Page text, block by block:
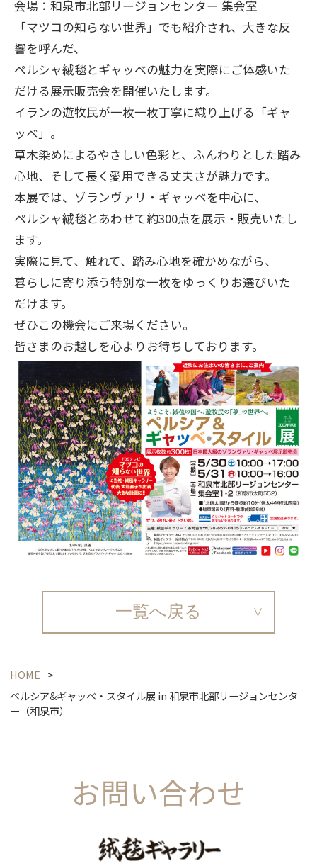
会場：和泉市北部リージョンセンター 集会室
「マツコの知らない世界」でも紹介され、大きな反
響を呼んだ、
ペルシャ絨毯とギャッベの魅力を実際にご体感いた
だける展示販売会を開催いたします。
イランの遊牧民が一枚一枚丁寧に織り上げる「ギャ
ッベ」。
草木染めによるやさしい色彩と、ふんわりとした踏み
心地、そして長く愛用できる丈夫さが魅力です。
本展では、ゾランヴァリ・ギャッベを中心に、
ペルシャ絨毯とあわせて約300点を展示・販売いたし
ます。
実際に見て、触れて、踏み心地を確かめながら、
暮らしに寄り添う特別な一枚をゆっくりお選びいた
だけます。
ぜひこの機会にご来場ください。
皆さまのお越しを心よりお待ちしております。
一覧へ戻る
HOME
ペルシア&ギャッベ・スタイル展 in 和泉市北部リージョンセンタ
ー（和泉市）
お問い合わせ